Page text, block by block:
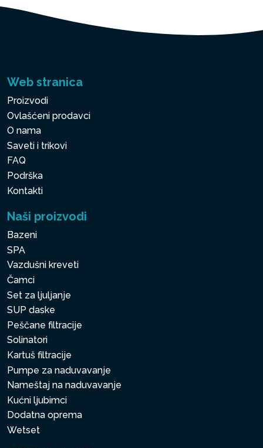
Web stranica
Proizvodi
Ovlašćeni prodavci
O nama
Saveti i trikovi
FAQ
Podrška
Kontakti
Naši proizvodi
Bazeni
SPA
Vazdušni kreveti
Čamci
Set za ljuljanje
SUP daske
Peščane filtracije
Solinatori
Kartuš filtracije
Pumpe za naduvavanje
Nameštaj na naduvavanje
Kućni ljubimci
Dodatna oprema
Wetset